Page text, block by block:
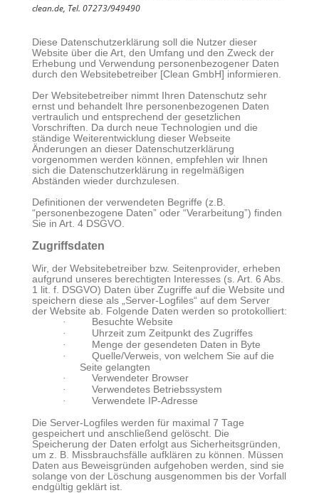
clean.de, Tel. 07273/949490
Diese Datenschutzerklärung soll die Nutzer dieser
Website über die Art, den Umfang und den Zweck der
Erhebung und Verwendung personenbezogener Daten
durch den Websitebetreiber [Clean GmbH] informieren.
Der Websitebetreiber nimmt Ihren Datenschutz sehr
ernst und behandelt Ihre personenbezogenen Daten
vertraulich und entsprechend der gesetzlichen
Vorschriften. Da durch neue Technologien und die
ständige Weiterentwicklung dieser Webseite
Änderungen an dieser Datenschutzerklärung
vorgenommen werden können, empfehlen wir Ihnen
sich die Datenschutzerklärung in regelmäßigen
Abständen wieder durchzulesen.
Definitionen der verwendeten Begriffe (z.B.
“personenbezogene Daten” oder “Verarbeitung”) finden
Sie in Art. 4 DSGVO.
Zugriffsdaten
Wir, der Websitebetreiber bzw. Seitenprovider, erheben
aufgrund unseres berechtigten Interesses (s. Art. 6 Abs.
1 lit. f. DSGVO) Daten über Zugriffe auf die Website und
speichern diese als „Server-Logfiles“ auf dem Server
der Website ab. Folgende Daten werden so protokolliert:
·
Besuchte Website
·
Uhrzeit zum Zeitpunkt des Zugriffes
·
Menge der gesendeten Daten in Byte
·
Quelle/Verweis, von welchem Sie auf die
Seite gelangten
·
Verwendeter Browser
·
Verwendetes Betriebssystem
·
Verwendete IP-Adresse
Die Server-Logfiles werden für maximal 7 Tage
gespeichert und anschließend gelöscht. Die
Speicherung der Daten erfolgt aus Sicherheitsgründen,
um z. B. Missbrauchsfälle aufklären zu können. Müssen
Daten aus Beweisgründen aufgehoben werden, sind sie
solange von der Löschung ausgenommen bis der Vorfall
endgültig geklärt ist.